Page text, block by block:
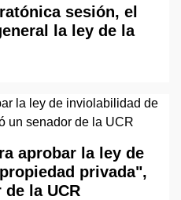
sesión, el
la ley de la
aprobar la ley de
privada",
la UCR